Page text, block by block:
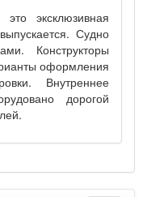
эксклюзивная
Судно
Конструкторы
оформления
Внутреннее
дорогой